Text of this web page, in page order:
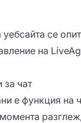
уебсайта се
на
за чат
е функция